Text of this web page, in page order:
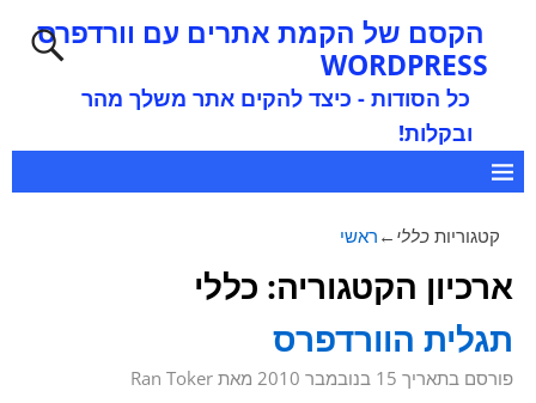
הקסם של הקמת אתרים עם וורדפרס
WORDPRESS
כל הסודות - כיצד להקים אתר משלך מהר
ובקלות!
קטגוריות כללי ← ראשי
ארכיון הקטגוריה: כללי
תגלית הוורדפרס
פורסם בתאריך 15 בנובמבר 2010 מאת Ran Toker